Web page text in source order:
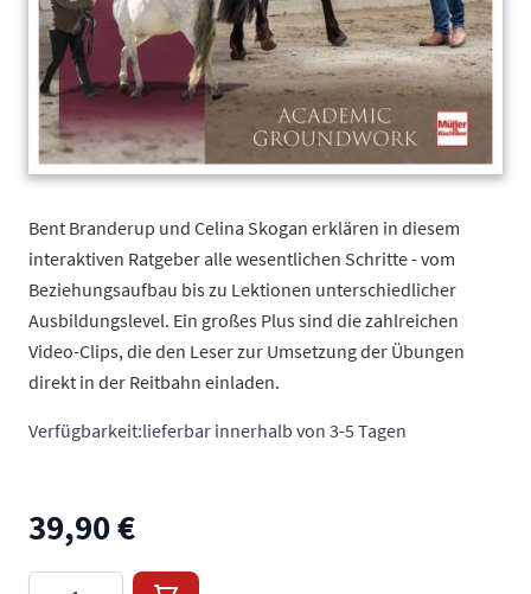
Bent Branderup und Celina Skogan erklären in diesem
interaktiven Ratgeber alle wesentlichen Schritte - vom
Beziehungsaufbau bis zu Lektionen unterschiedlicher
Ausbildungslevel. Ein großes Plus sind die zahlreichen
Video-Clips, die den Leser zur Umsetzung der Übungen
direkt in der Reitbahn einladen.
Verfügbarkeit:lieferbar innerhalb von 3-5 Tagen
39,90 €